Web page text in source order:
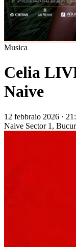
Musica
Celia
Naive
12 febbraio 2026 ·
Naive Sector 1,